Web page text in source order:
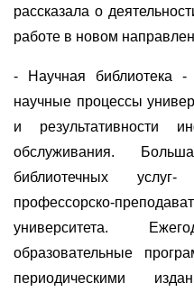
рассказала о
работе в новом
- Научная библиотека
научные процессы
и результативности
обслуживания.
библиотечных услуг-
профессорско-
университета.
образовательные
периодическими